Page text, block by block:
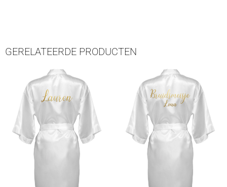
GERELATEERDE PRODUCTEN